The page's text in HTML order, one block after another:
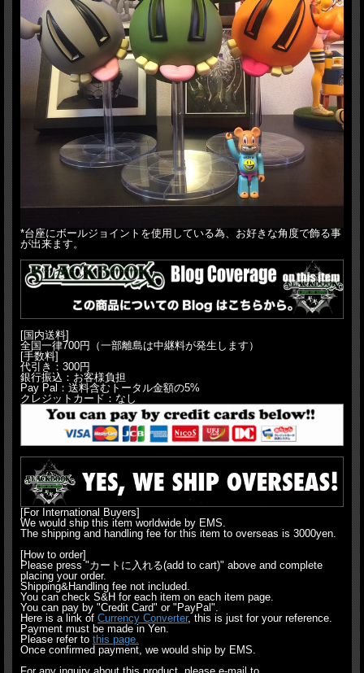
*台座にボールジョイントを使用している為、お好きな角度で飾る事
が出来ます。
[国内送料]
全国一律700円（一部離島は中継料が発生します）
[手数料]
代引き：300円
銀行振込：お客様負担
Pay Pal：送料含むトータル金額の5%
クレジットカード：なし
[For International Buyers]
We would ship this item worldwide by EMS.
The shipping and handling fee for this item to overseas is 3000yen.
[How to order]
Please press "カートに入れる(add to cart)" above and complete
placing your order.
Shipping&Handling fee not included.
You can check S&H for each item on each item page.
You can pay by "Credit Card" or "PayPal".
Here is a link of Currency Converter, this is just for your reference.
Payment must be made in Yen.
Please refer to this page.
Once confirmed payment, we would ship by EMS.